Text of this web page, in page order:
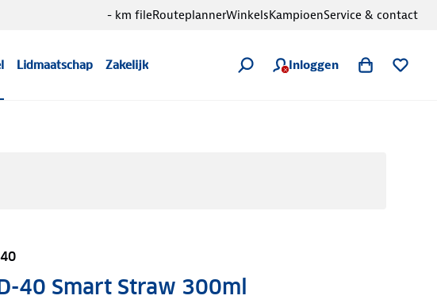
Lidmaatschap Zakelijk Inloggen
- km fileRouteplannerWinkelsKampioenService & contact
40 Smart Straw 300ml